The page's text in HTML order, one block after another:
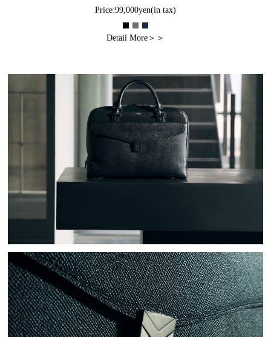
Price:99,000yen(in tax)
Detail More＞＞